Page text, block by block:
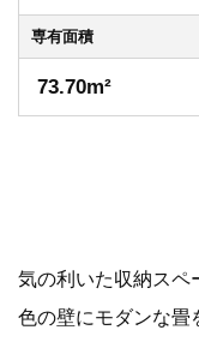
専有面積
73.70m²
気の利いた収納スペ
色の壁にモダンな畳